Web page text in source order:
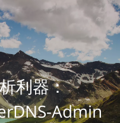
利器：
Admin